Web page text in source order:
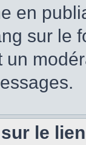
en
sur le
un
le